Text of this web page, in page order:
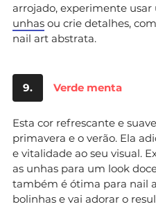
arrojado, experimente
unhas ou crie detalhes,
nail art abstrata.
9. Verde menta
Esta cor refrescante e
primavera e o verão. Ela
e vitalidade ao seu visual.
as unhas para um look
também é ótima para nail
bolinhas e vai adorar o